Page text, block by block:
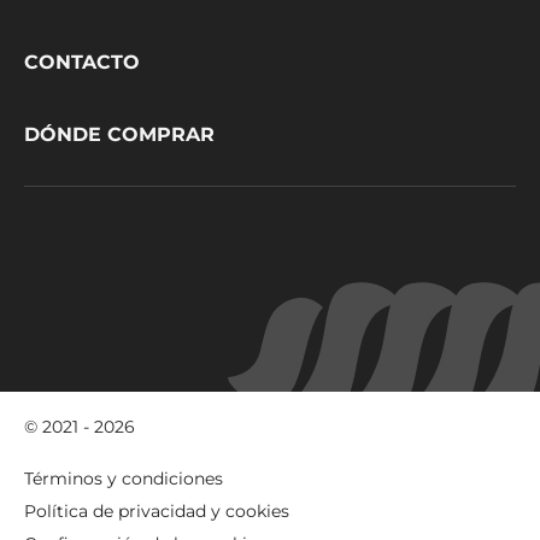
CONTACTO
DÓNDE COMPRAR
© 2021 - 2026
Footer
-
Términos y condiciones
Política de privacidad y cookies